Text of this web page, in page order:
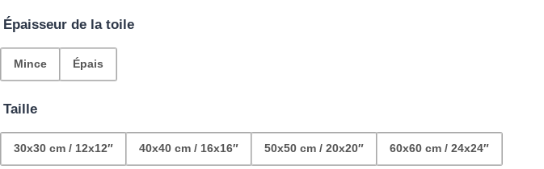
Épaisseur de la toile
Mince Épais
Taille
30x30 cm / 12x12″ 40x40 cm / 16x16″ 50x50 cm / 20x20″ 60x60 cm / 24x24″